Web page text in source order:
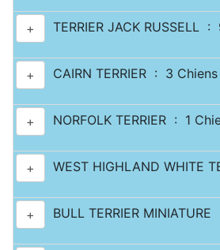
+ TERRIER JACK RUSSELL :
+ CAIRN TERRIER : 3 Chiens
+ NORFOLK TERRIER : 1
+ WEST HIGHLAND WHITE
+ BULL TERRIER